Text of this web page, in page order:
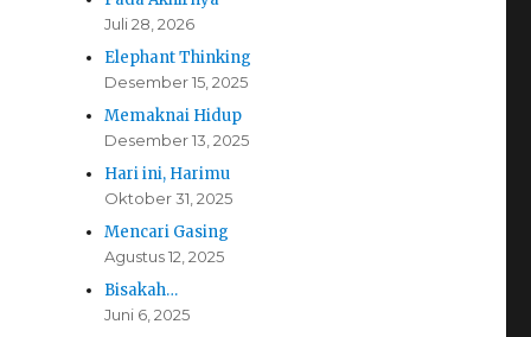
Juli 28, 2026
Elephant Thinking
Desember 15, 2025
Memaknai Hidup
Desember 13, 2025
Hari ini, Harimu
Oktober 31, 2025
Mencari Gasing
Agustus 12, 2025
Bisakah…
Juni 6, 2025